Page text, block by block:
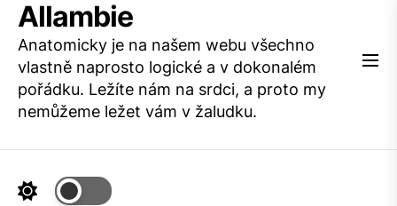
Skip
the
content
Allambie
Anatomicky je na našem webu všechno
vlastně naprosto logické a v dokonalém
pořádku. Ležíte nám na srdci, a proto my
nemůžeme ležet vám v žaludku.